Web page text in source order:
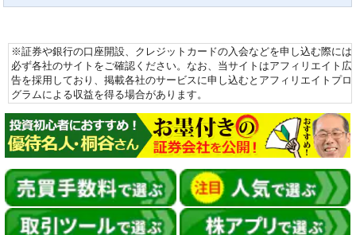
※証券や銀行の口座開設、クレジットカードの入会などを申し込む際には
必ず各社のサイトをご確認ください。なお、当サイトはアフィリエイト広
告を採用しており、掲載各社のサービスに申し込むとアフィリエイトプロ
グラムによる収益を得る場合があります。